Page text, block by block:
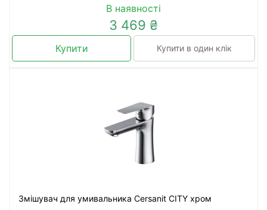
В наявності
3 469 ₴
Купити Купити в один клік
Змішувач для умивальника Cersanit CITY хром